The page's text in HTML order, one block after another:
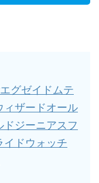
グゼイドムテ
ィザードオール
ドジーニアスフ
イドウォッチ